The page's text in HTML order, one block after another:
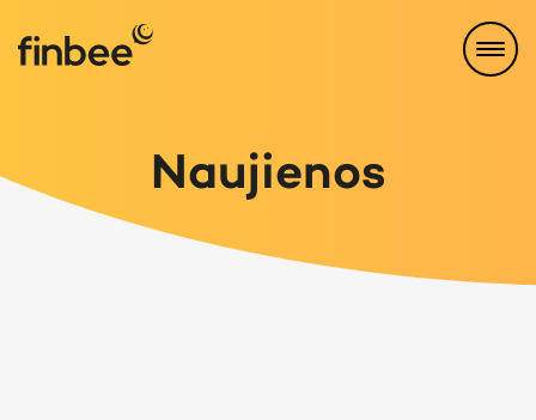
Naujienos